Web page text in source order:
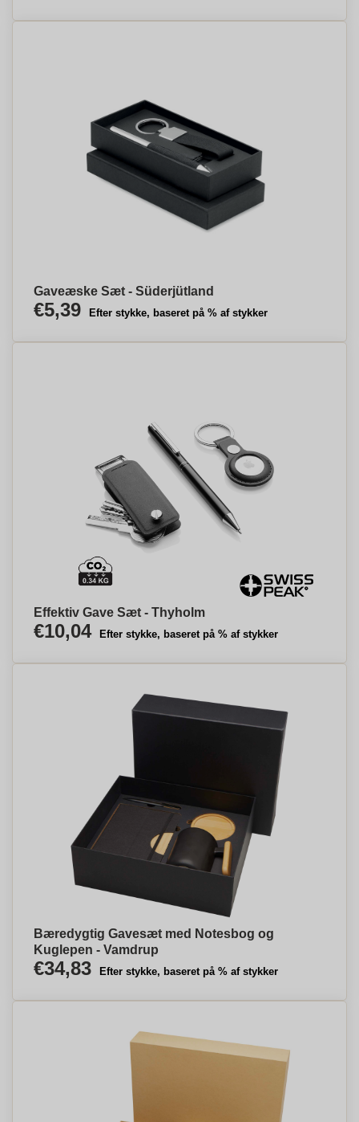
Gaveæske Sæt - Süderjütland
€5,39 Efter stykke, baseret på % af stykker
Effektiv Gave Sæt - Thyholm
€10,04 Efter stykke, baseret på % af stykker
Bæredygtig Gavesæt med Notesbog og
Kuglepen - Vamdrup
€34,83 Efter stykke, baseret på % af stykker